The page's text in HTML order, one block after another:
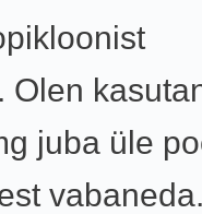
Olen
juba üle